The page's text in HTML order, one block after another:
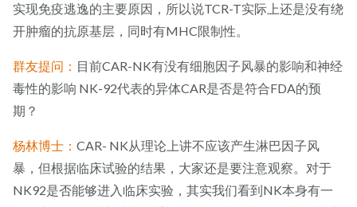
实现免疫逃逸的主要原因，所以说TCR-T实际上还是没有绕
开肿瘤的抗原基层，同时有MHC限制性。
群友提问： 目前CAR-NK有没有细胞因子风暴的影响和神经
毒性的影响 NK-92代表的异体CAR是否是符合FDA的预
期？
杨林博士： CAR- NK从理论上讲不应该产生淋巴因子风
暴，但根据临床试验的结果，大家还是要注意观察。对于
NK92是否能够进入临床实验，其实我们看到NK本身有一